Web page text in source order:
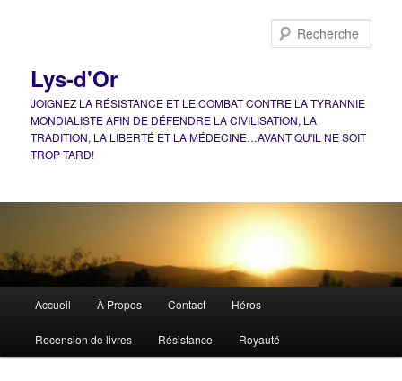
Lys-d'Or
JOIGNEZ LA RÉSISTANCE ET LE COMBAT CONTRE LA TYRANNIE
MONDIALISTE AFIN DE DÉFENDRE LA CIVILISATION, LA
TRADITION, LA LIBERTÉ ET LA MÉDECINE…AVANT QU'IL NE SOIT
TROP TARD!
principal
Accueil À Propos Contact Héros
Recension de livres Résistance Royauté